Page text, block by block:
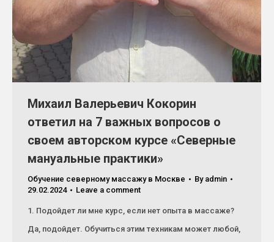
Михаил Валерьевич Кокорин
ответил на 7 важных вопросов о
своем авторском курсе «Северные
мануальные практики»
Обучение северному массажу в Москве By admin
29.02.2024
Leave a comment
1. Подойдет ли мне курс, если нет опыта в массаже?
Да, подойдет. Обучиться этим техникам может любой,